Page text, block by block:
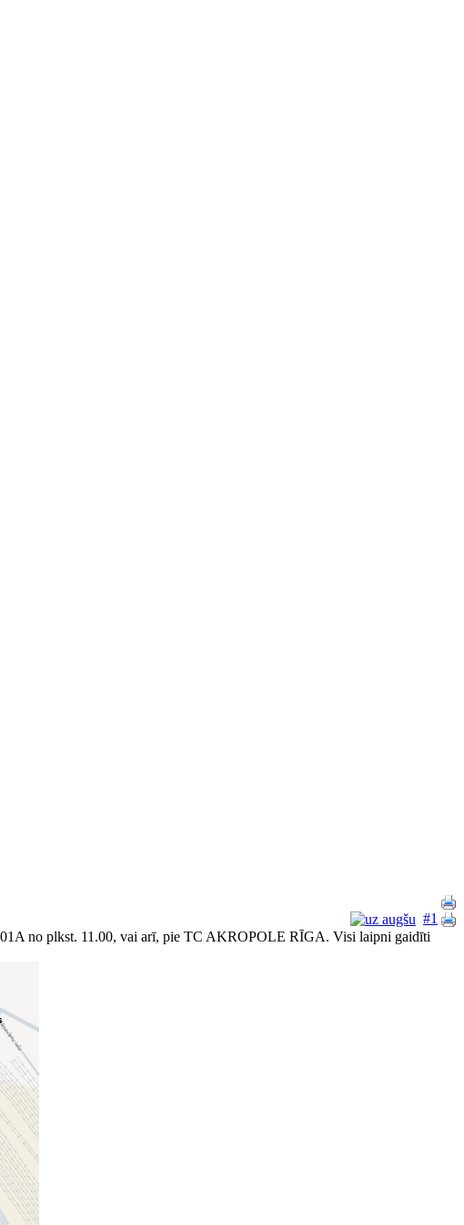
#1
no plkst. 11.00, vai arī, pie TC AKROPOLE RĪGA. Visi laipni gaidīti